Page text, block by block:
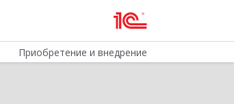
Приобретение и внедрение